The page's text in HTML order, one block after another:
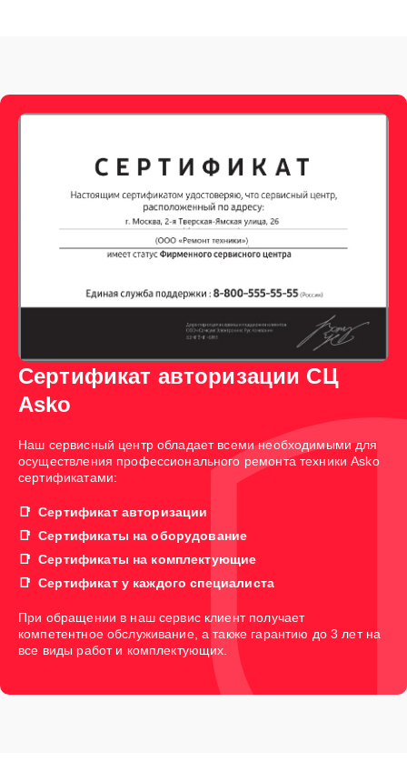
Сертификат авторизации СЦ
Asko
Наш сервисный центр обладает всеми необходимыми для
осуществления профессионального ремонта техники Asko
сертификатами:
Сертификат авторизации
Сертификаты на оборудование
Сертификаты на комплектующие
Сертификат у каждого специалиста
При обращении в наш сервис клиент получает
компетентное обслуживание, а также гарантию до 3 лет на
все виды работ и комплектующих.